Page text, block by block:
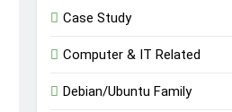
Case Study
Computer & IT Related
Debian/Ubuntu Family